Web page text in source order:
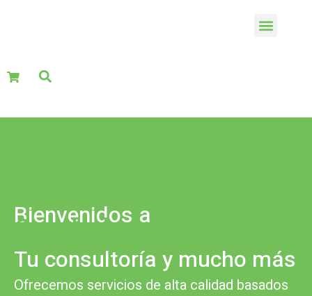
Bienvenidos a
Calidad en Red
Tu consultoría y mucho más
Ofrecemos servicios de alta calidad basados